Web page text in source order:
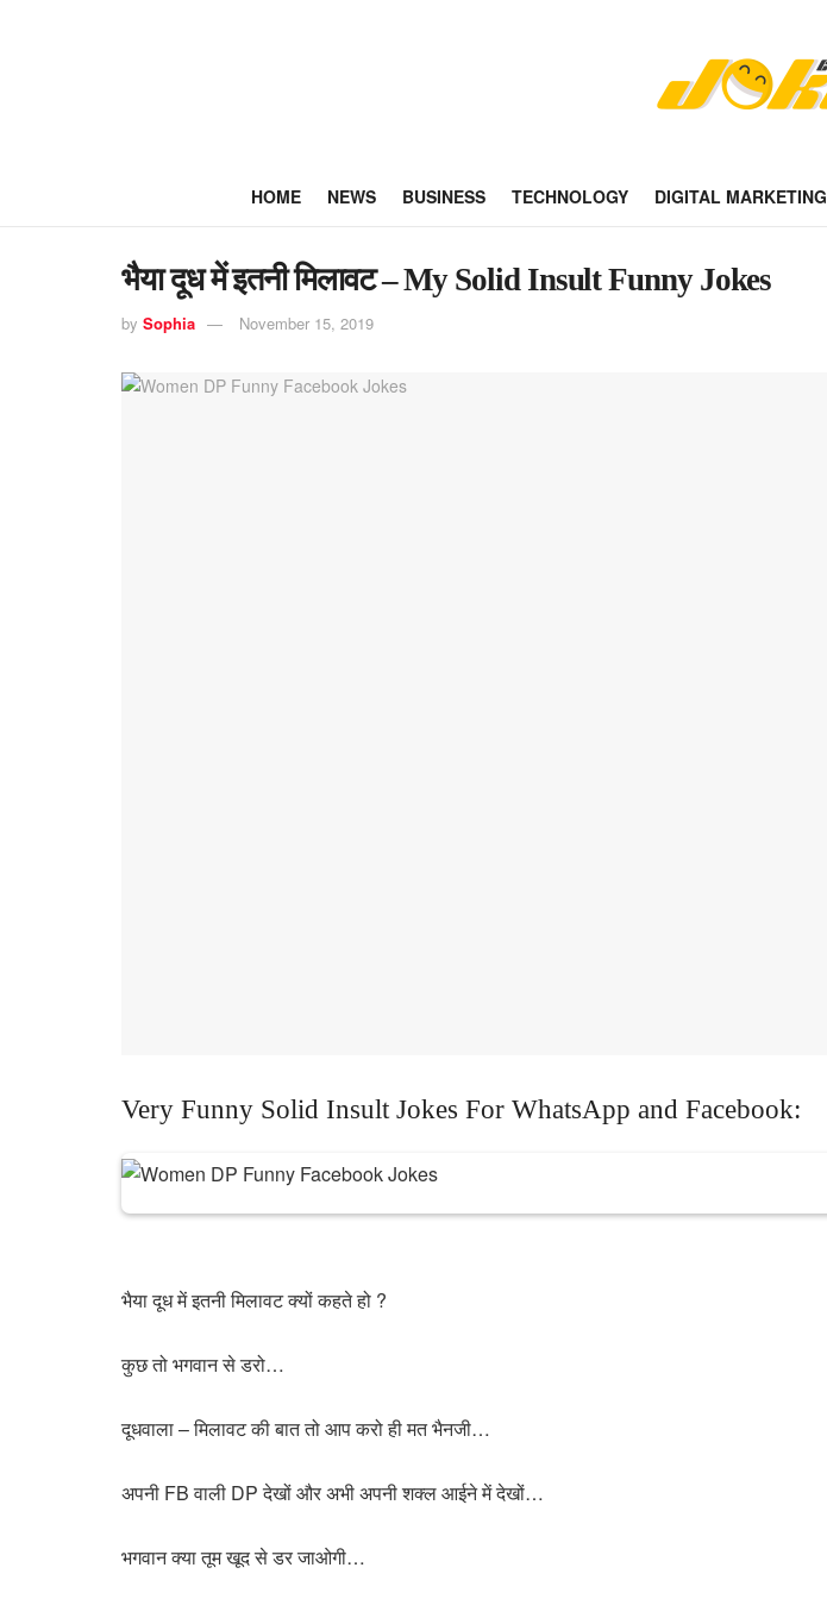
HOME NEWS BUSINESS TECHNOLOGY DIGITAL MARKETING
भैया दूध में इतनी मिलावट – My Solid Insult Funny Jokes
by Sophia November 15, 2019
Very Funny Solid Insult Jokes For WhatsApp and Facebook:
भैया दूध में इतनी मिलावट क्यों कहते हो ?
कुछ तो भगवान से डरो…
दूधवाला – मिलावट की बात तो आप करो ही मत भैनजी…
अपनी FB वाली DP देखों और अभी अपनी शक्ल आईने में देखों…
भगवान क्या तूम खूद से डर जाओगी…